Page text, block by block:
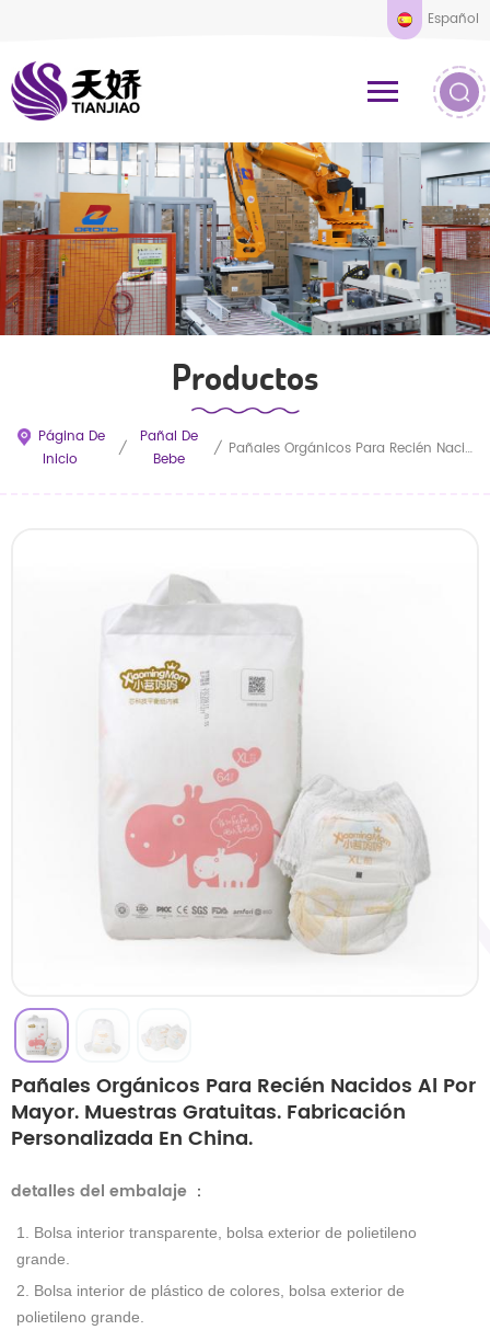
Español
Productos
Página De
Inicio
/
Pañal De
Bebe
/ Pañales Orgánicos Para Recién Nacidos Al Por Mayor. Muestras Gratuitas. Fabricación Personalizada En China.
Pañales Orgánicos Para Recién Nacidos Al Por
Mayor. Muestras Gratuitas. Fabricación
Personalizada En China.
detalles del embalaje ：
1. Bolsa interior transparente, bolsa exterior de polietileno
grande.
2. Bolsa interior de plástico de colores, bolsa exterior de
polietileno grande.